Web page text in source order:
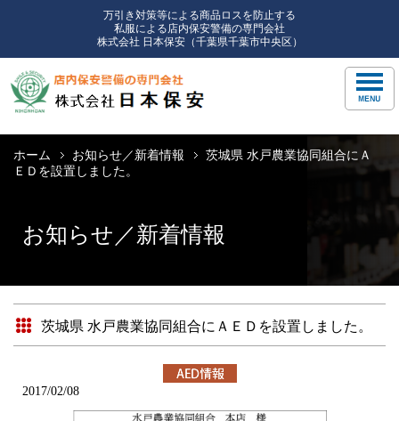
万引き対策等による商品ロスを防止する
私服による店内保安警備の専門会社
株式会社 日本保安（千葉県千葉市中央区）
ホーム お知らせ／新着情報
茨城県 水戸農業協同組合にＡ
ＥＤを設置しました。
お知らせ／新着情報
茨城県 水戸農業協同組合にＡＥＤを設置しました。
2017/02/08